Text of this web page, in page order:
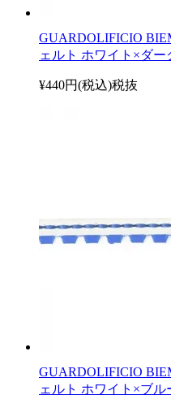
GUARDOLIFICIO
ェルト ホワイト×ダー
¥440円(税込)税抜
GUARDOLIFICIO
ェルト ホワイト×ブル